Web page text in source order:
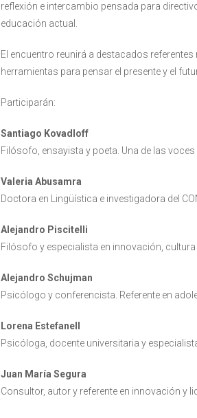
reflexión e intercambio pensada para
educación actual.
El encuentro reunirá a destacados
herramientas para pensar el presente y el
Participarán:
Santiago Kovadloff
Filósofo, ensayista y poeta. Una de las
Valeria Abusamra
Doctora en Lingüística e investigadora del
Alejandro Piscitelli
Filósofo y especialista en innovación,
Alejandro Schujman
Psicólogo y conferencista. Referente en
Lorena Estefanell
Psicóloga, docente universitaria y
Juan María Segura
Consultor, autor y referente en innovación y